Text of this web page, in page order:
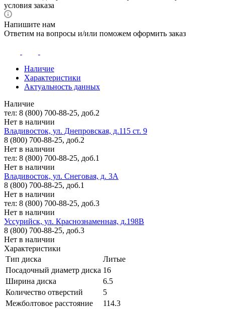
условия заказа
Напишите нам
Ответим на вопросы и/или поможем оформить заказ
Наличие
Характеристики
Актуальность данных
Наличие
тел: 8 (800) 700-88-25, доб.2
Нет в наличии
Владивосток, ул. Днепровская, д.115 ст. 9
8 (800) 700-88-25, доб.2
Нет в наличии
тел: 8 (800) 700-88-25, доб.1
Нет в наличии
Владивосток, ул. Снеговая, д. 3А
8 (800) 700-88-25, доб.1
Нет в наличии
тел: 8 (800) 700-88-25, доб.3
Нет в наличии
Уссурийск, ул. Краснознаменная, д.198В
8 (800) 700-88-25, доб.3
Нет в наличии
Характеристики
Тип диска
Литые
Посадочный диаметр диска 16
Ширина диска
6.5
Количество отверстий
5
Межболтовое расстояние
114.3